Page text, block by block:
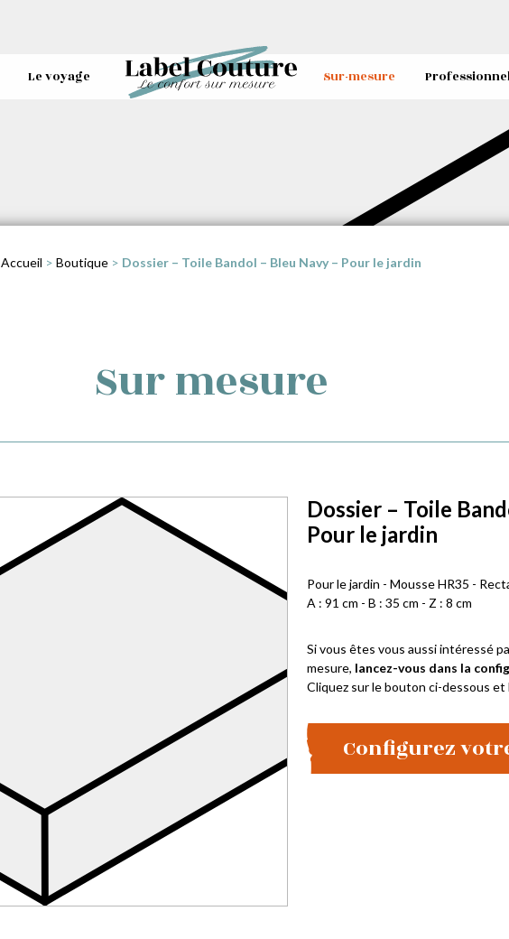
Le voyage Sur-mesure
Accueil > Boutique > Dossier – Toile Bandol – Bleu Navy – Pour le jardin
Sur mesure
Dossier – Toile
Pour le jardin
Pour le jardin - Mousse HR35 -
A : 91 cm - B : 35 cm - Z : 8 cm
Si vous êtes vous aussi intéressé
mesure, lancez-vous dans la
Cliquez sur le bouton ci-dessous et
Configurez